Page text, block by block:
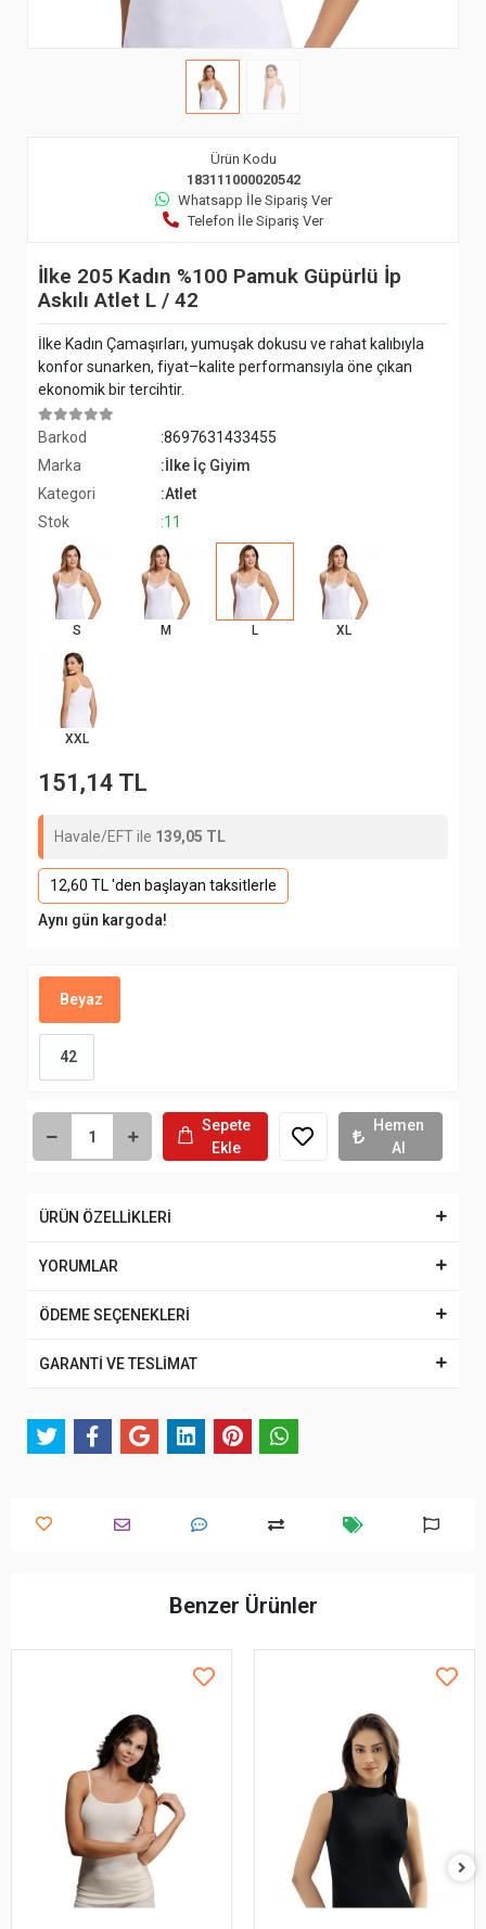
Ürün Kodu
183111000020542
Whatsapp İle Sipariş Ver
Telefon İle Sipariş Ver
İlke 205 Kadın %100 Pamuk Güpürlü İp
Askılı Atlet L / 42
İlke Kadın Çamaşırları, yumuşak dokusu ve rahat kalıbıyla
konfor sunarken, fiyat–kalite performansıyla öne çıkan
ekonomik bir tercihtir.
Barkod
:8697631433455
Marka
:İlke İç Giyim
Kategori
:Atlet
Stok
:11
S M L XL
XXL
151,14 TL
Havale/EFT ile 139,05 TL
12,60 TL 'den başlayan taksitlerle
Aynı gün kargoda!
Beyaz
42
Sepete
Ekle
Hemen
Al
ÜRÜN ÖZELLİKLERİ
YORUMLAR
ÖDEME SEÇENEKLERİ
GARANTİ VE TESLİMAT
Benzer Ürünler